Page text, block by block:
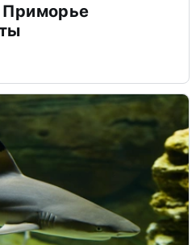
Приморье